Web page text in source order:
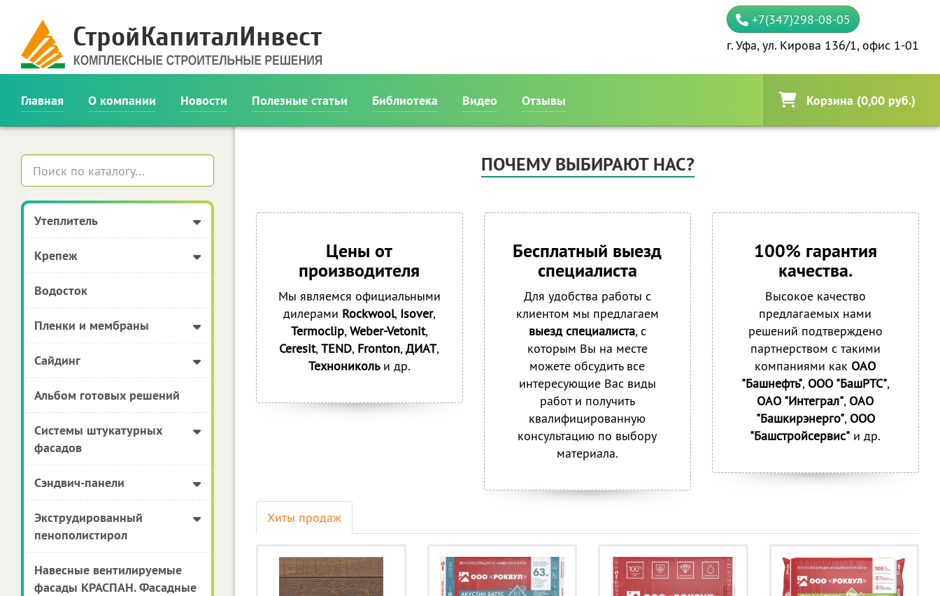
+7(347)298-08-05
г. Уфа, ул. Кирова 136/1, офис 1-01
Главная О компании Новости Полезные статьи Библиотека Видео Отзывы Корзина (0,00 руб.)
Утеплитель
Крепеж
Водосток
Пленки и мембраны
Сайдинг
Альбом готовых решений
Системы штукатурных
фасадов
Сэндвич-панели
Экструдированный
пенополистирол
Навесные вентилируемые
фасады КРАСПАН. Фасадные
ПОЧЕМУ ВЫБИРАЮТ НАС?
Цены от
производителя
Мы являемся официальными
дилерами Rockwool, Isover,
Termoclip,Weber-Vetonit,
Ceresit,TEND, Fronton,ДИАТ,
Техноникольи др.
Бесплатный выезд
специалиста
Для удобства работы с
клиентом мы предлагаем
выезд специалиста, с
которым Вы на месте
можете обсудить все
интересующие Вас виды
работ и получить
квалифицированную
консультацию по выбору
материала.
100% гарантия
качества.
Высокое качество
предлагаемых нами
решений подтверждено
партнерством с такими
компаниями как ОАО
"Башнефть", ООО "БашРТС",
ОАО "Интеграл", ОАО
"Башкирэнерго", ООО
"Башстройсервис" и др.
Хиты продаж